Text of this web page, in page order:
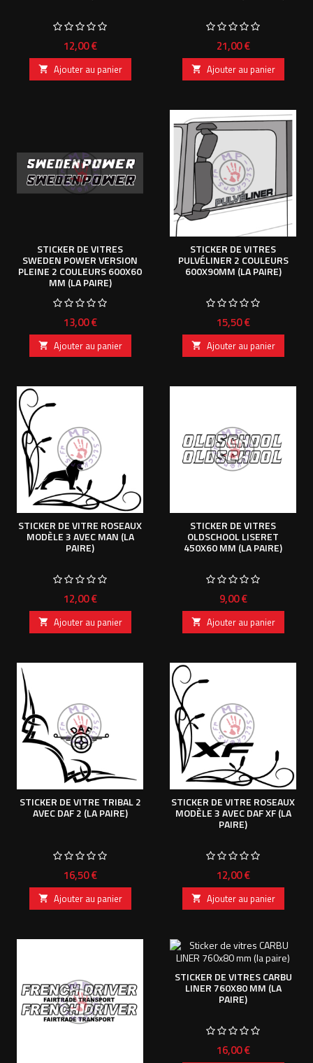
Prix
12,00 €
 Ajouter au panier
Prix
21,00 €
 Ajouter au panier
STICKER DE VITRES
SWEDEN POWER VERSION
PLEINE 2 COULEURS 600X60
MM (LA PAIRE)
Prix
13,00 €
 Ajouter au panier
STICKER DE VITRES
PULVÉLINER 2 COULEURS
600X90MM (LA PAIRE)
Prix
15,50 €
 Ajouter au panier
STICKER DE VITRE ROSEAUX
MODÈLE 3 AVEC MAN (LA
PAIRE)
Prix
12,00 €
 Ajouter au panier
STICKER DE VITRES
OLDSCHOOL LISERET
450X60 MM (LA PAIRE)
Prix
9,00 €
 Ajouter au panier
STICKER DE VITRE TRIBAL 2
AVEC DAF 2 (LA PAIRE)
Prix
16,50 €
 Ajouter au panier
STICKER DE VITRE ROSEAUX
MODÈLE 3 AVEC DAF XF (LA
PAIRE)
Prix
12,00 €
 Ajouter au panier
STICKER DE VITRES CARBU
LINER 760X80 MM (LA
PAIRE)
Prix
16,00 €